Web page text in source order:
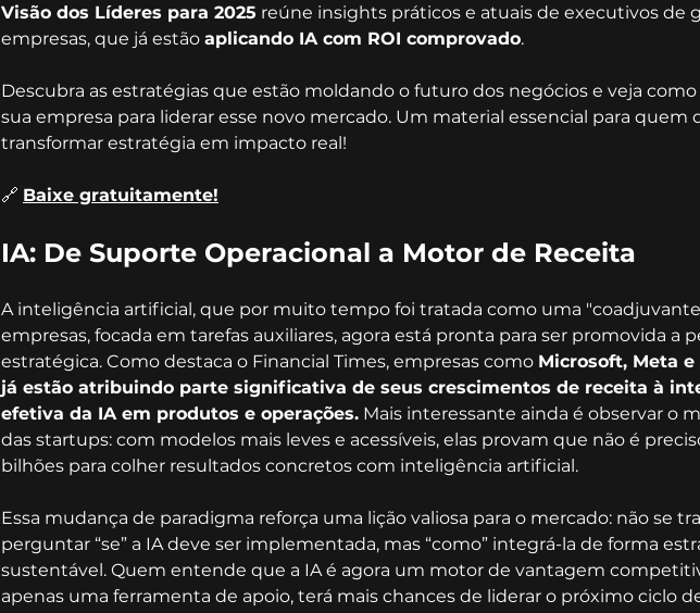
Visão dos Líderes para 2025 reúne insights práticos e atuais de executivos de
empresas, que já estão aplicando IA com ROI comprovado.
Descubra as estratégias que estão moldando o futuro dos negócios e veja
sua empresa para liderar esse novo mercado. Um material essencial para quem
transformar estratégia em impacto real!
🔗 Baixe gratuitamente!
IA: De Suporte Operacional a Motor de Receita
A inteligência artificial, que por muito tempo foi tratada como uma
empresas, focada em tarefas auxiliares, agora está pronta para ser promovida a
estratégica. Como destaca o Financial Times, empresas como Microsoft, Meta
já estão atribuindo parte significativa de seus crescimentos de receita à
efetiva da IA em produtos e operações. Mais interessante ainda é observar o
das startups: com modelos mais leves e acessíveis, elas provam que não é
bilhões para colher resultados concretos com inteligência artificial.
Essa mudança de paradigma reforça uma lição valiosa para o mercado: não se
perguntar “se” a IA deve ser implementada, mas “como” integrá-la de forma
sustentável. Quem entende que a IA é agora um motor de vantagem
apenas uma ferramenta de apoio, terá mais chances de liderar o próximo ciclo